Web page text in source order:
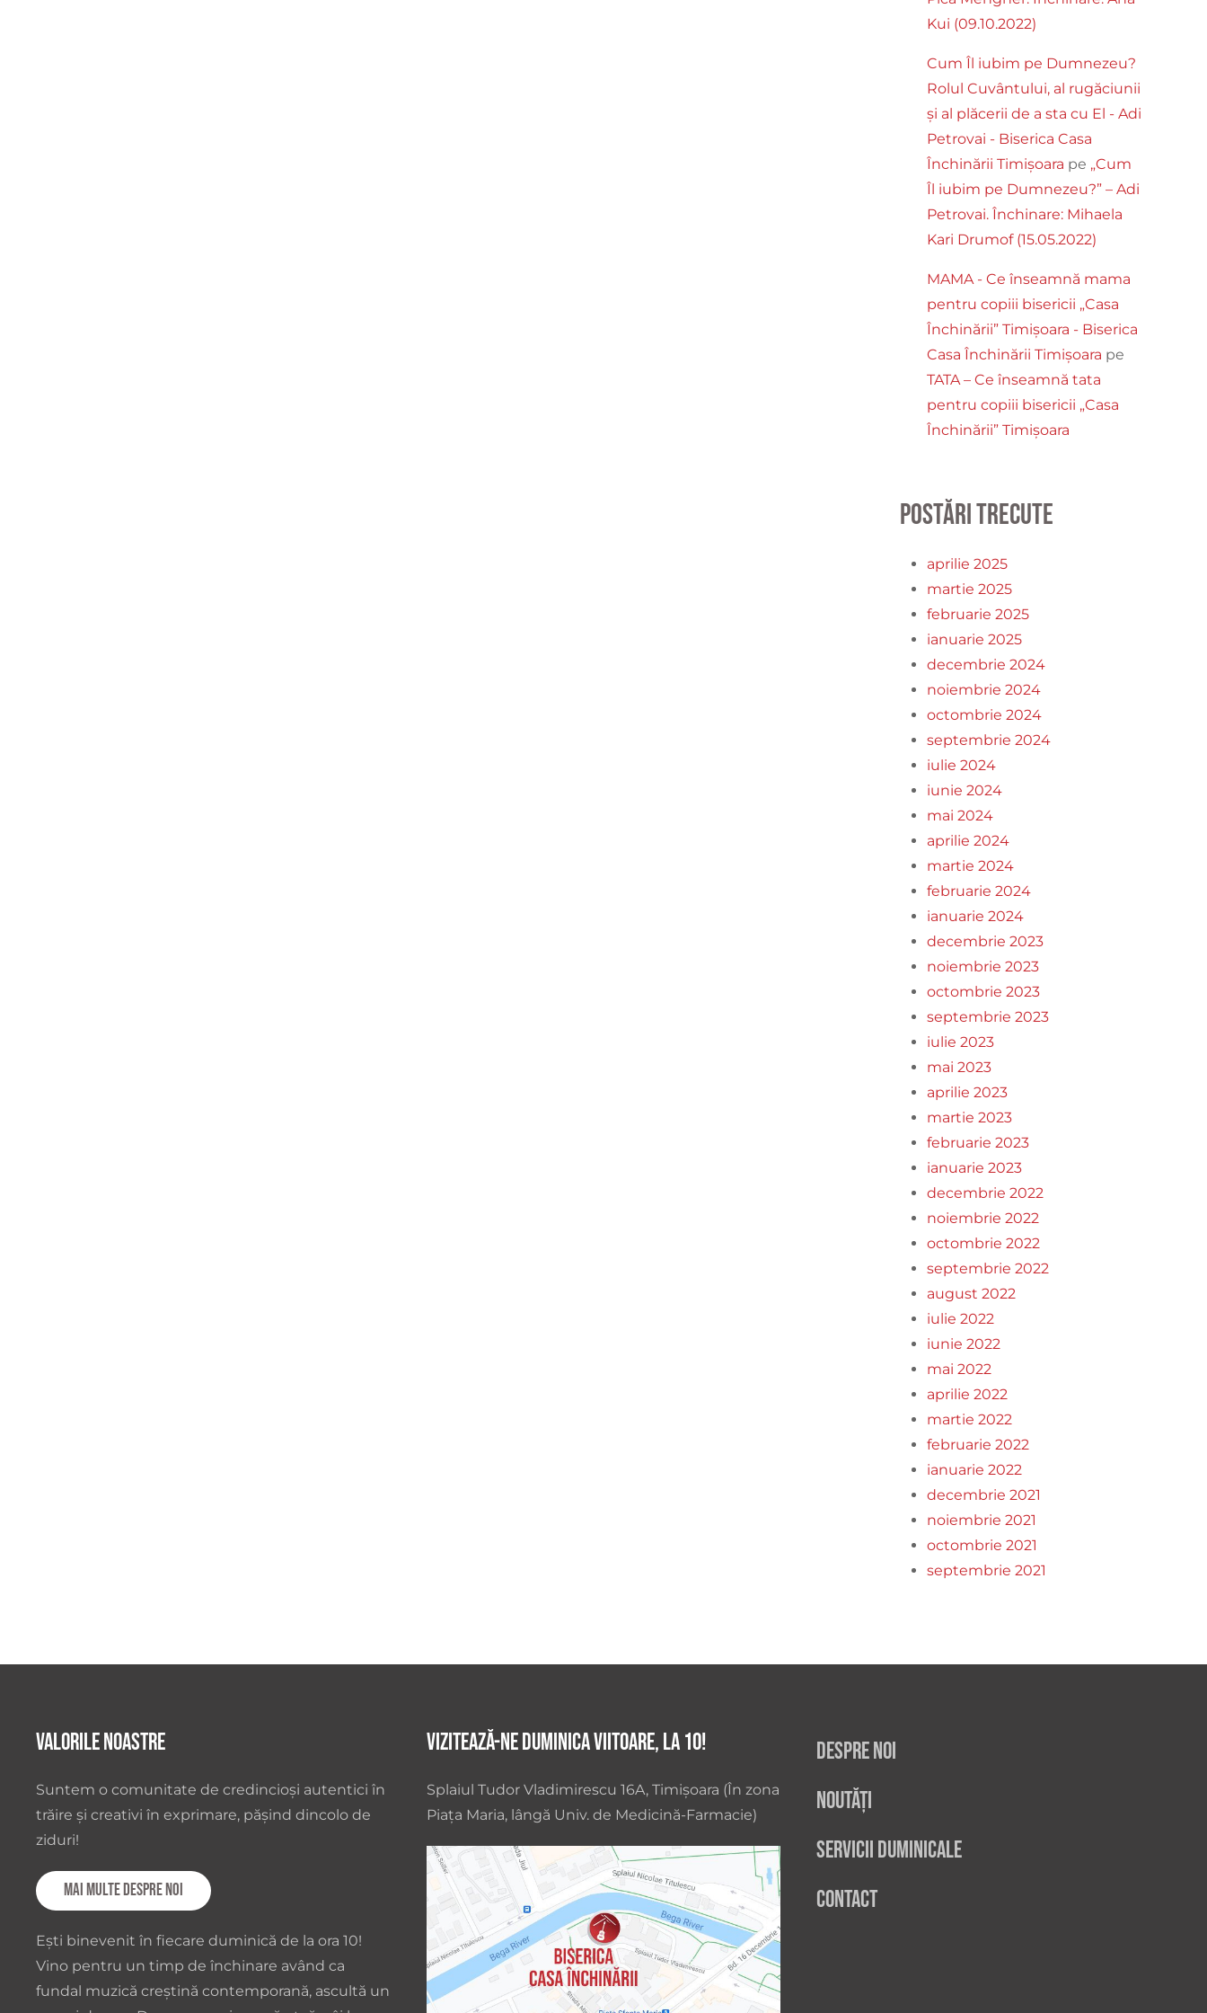
Kui (09.10.2022)
Cum Îl iubim pe Dumnezeu?
Rolul Cuvântului, al rugăciunii
și al plăcerii de a sta cu El - Adi
Petrovai - Biserica Casa
Închinării Timișoara pe „Cum
Îl iubim pe Dumnezeu?” – Adi
Petrovai. Închinare: Mihaela
Kari Drumof (15.05.2022)
MAMA - Ce înseamnă mama
pentru copiii bisericii „Casa
Închinării” Timișoara - Biserica
Casa Închinării Timișoara pe
TATA – Ce înseamnă tata
pentru copiii bisericii „Casa
Închinării” Timișoara
Postări trecute
aprilie 2025
martie 2025
februarie 2025
ianuarie 2025
decembrie 2024
noiembrie 2024
octombrie 2024
septembrie 2024
iulie 2024
iunie 2024
mai 2024
aprilie 2024
martie 2024
februarie 2024
ianuarie 2024
decembrie 2023
noiembrie 2023
octombrie 2023
septembrie 2023
iulie 2023
mai 2023
aprilie 2023
martie 2023
februarie 2023
ianuarie 2023
decembrie 2022
noiembrie 2022
octombrie 2022
septembrie 2022
august 2022
iulie 2022
iunie 2022
mai 2022
aprilie 2022
martie 2022
februarie 2022
ianuarie 2022
decembrie 2021
noiembrie 2021
octombrie 2021
septembrie 2021
Valorile noastre
Suntem o comunitate de credincioși autentici în
trăire și creativi în exprimare, pășind dincolo de
ziduri!
Mai multe despre noi
Ești binevenit în fiecare duminică de la ora 10!
Vino pentru un timp de închinare având ca
fundal muzică creștină contemporană, ascultă un
Vizitează-ne duminica viitoare, la 10!
Splaiul Tudor Vladimirescu 16A, Timișoara (În zona
Piața Maria, lângă Univ. de Medicină-Farmacie)
Despre noi
Noutăți
Servicii duminicale
Contact